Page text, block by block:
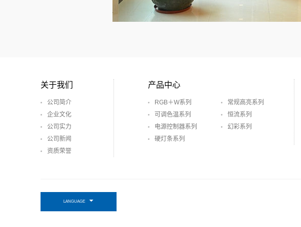
关于我们
公司简介
企业文化
公司实力
公司新闻
资质荣誉
产品中心
RGB＋W系列
常规高亮系列
可调色温系列
恒流系列
电源控制器系列
幻彩系列
硬灯条系列
LANGUAGE